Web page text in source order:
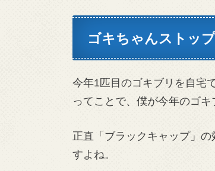
ゴキちゃんストッ
今年1匹目のゴキブリを自宅
ってことで、僕が今年のゴ
正直「ブラックキャップ」
すよね。